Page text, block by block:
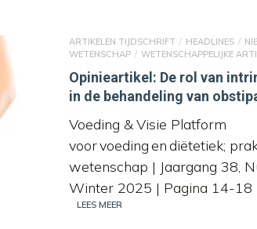
ARTIKELEN TIJDSCHRIFT HEADLINES
WETENSCHAP
WETENSCHAPPELIJKE
Opinieartikel: De rol van
in de behandeling van
Voeding & Visie Platform
voor voeding en diëtetiek;
wetenschap | Jaargang 38,
Winter 2025 | Pagina 14-18
LEES MEER